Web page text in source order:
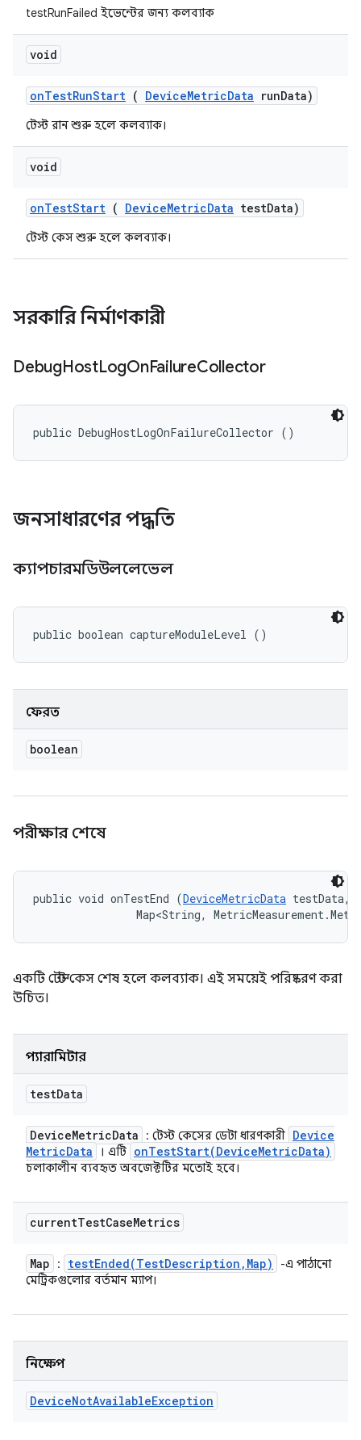
testRunFailed ইভেন্টের জন্য কলব্যাক
void
onTestRunStart ( DeviceMetricData runData)
টেস্ট রান শুরু হলে কলব্যাক।
void
onTestStart ( DeviceMetricData testData)
টেস্ট কেস শুরু হলে কলব্যাক।
সরকারি নির্মাণকারী
DebugHostLogOnFailureCollector
public DebugHostLogOnFailureCollector ()
জনসাধারণের পদ্ধতি
ক্যাপচারমডিউললেভেল
public boolean captureModuleLevel ()
ফেরত
boolean
পরীক্ষার শেষে
public void onTestEnd (DeviceMetricData testData,
Map<String,
একটি টেস্ট কেস শেষ হলে কলব্যাক। এই সময়েই পরিষ্করণ করা
উচিত।
প্যারামিটার
testData
DeviceMetricData : টেস্ট কেসের ডেটা ধারণকারী Device
MetricData । এটি onTestStart(DeviceMetricData)
চলাকালীন ব্যবহৃত অবজেক্টটির মতোই হবে।
currentTestCaseMetrics
Map : testEnded(TestDescription , Map)
-এ পাঠানো
মেট্রিকগুলোর বর্তমান ম্যাপ।
নিক্ষেপ
DeviceNotAvailableException